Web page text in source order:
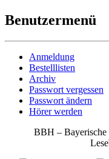
Benutzermenü
Anmeldung
Bestelllisten
Archiv
Passwort vergessen
Passwort ändern
Hörer werden
BBH – Bayerische